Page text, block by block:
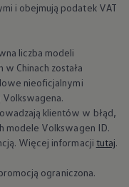
i obejmują podatek VAT
liczba modeli
Chinach została
nieoficjalnymi
Volkswagena.
klientów w błąd,
modele Volkswagen ID.
Więcej informacji tutaj.
ograniczona.